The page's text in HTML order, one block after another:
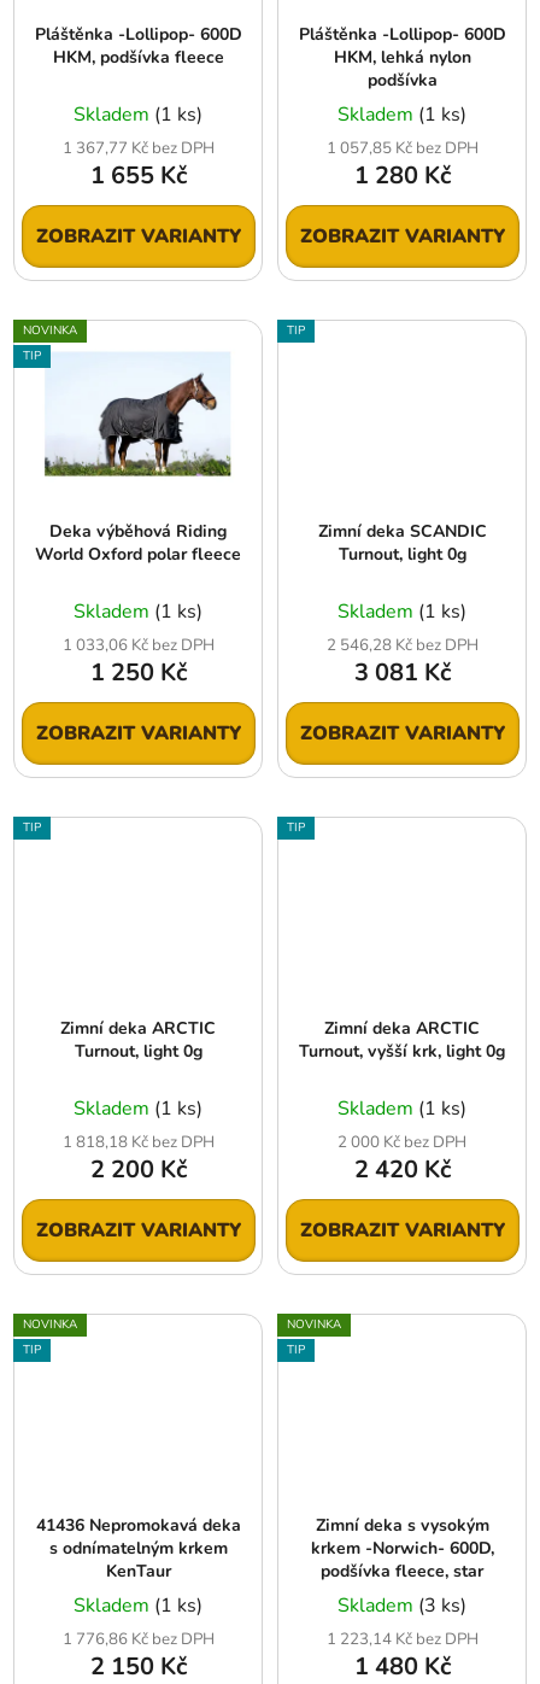
ů
Pláštěnka -Lollipop- 600D
HKM, podšívka fleece
Skladem (1 ks)
1 367,77 Kč bez DPH
1 655 Kč
ZOBRAZIT VARIANTY
Pláštěnka -Lollipop- 600D
HKM, lehká nylon
podšívka
Skladem (1 ks)
1 057,85 Kč bez DPH
1 280 Kč
ZOBRAZIT VARIANTY
NOVINKA
TIP
Deka výběhová Riding
World Oxford polar fleece
Skladem (1 ks)
1 033,06 Kč bez DPH
1 250 Kč
ZOBRAZIT VARIANTY
TIP
Zimní deka SCANDIC
Turnout, light 0g
Skladem (1 ks)
2 546,28 Kč bez DPH
3 081 Kč
ZOBRAZIT VARIANTY
TIP
Zimní deka ARCTIC
Turnout, light 0g
Skladem (1 ks)
1 818,18 Kč bez DPH
2 200 Kč
ZOBRAZIT VARIANTY
TIP
Zimní deka ARCTIC
Turnout, vyšší krk, light 0g
Skladem (1 ks)
2 000 Kč bez DPH
2 420 Kč
ZOBRAZIT VARIANTY
NOVINKA
TIP
41436 Nepromokavá deka
s odnímatelným krkem
KenTaur
Skladem (1 ks)
1 776,86 Kč bez DPH
2 150 Kč
NOVINKA
TIP
Zimní deka s vysokým
krkem -Norwich- 600D,
podšívka fleece, star
Skladem (3 ks)
1 223,14 Kč bez DPH
1 480 Kč